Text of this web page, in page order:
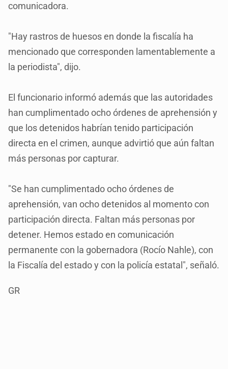
comunicadora.
"Hay rastros de huesos en donde la fiscalía ha
mencionado que corresponden lamentablemente a
la periodista", dijo.
El funcionario informó además que las autoridades
han cumplimentado ocho órdenes de aprehensión y
que los detenidos habrían tenido participación
directa en el crimen, aunque advirtió que aún faltan
más personas por capturar.
"Se han cumplimentado ocho órdenes de
aprehensión, van ocho detenidos al momento con
participación directa. Faltan más personas por
detener. Hemos estado en comunicación
permanente con la gobernadora (Rocío Nahle), con
la Fiscalía del estado y con la policía estatal", señaló.
GR